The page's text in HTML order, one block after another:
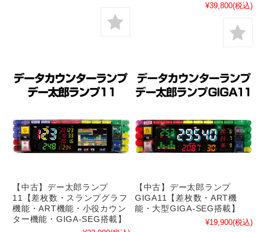
¥39,800(税込)
【中古】デー太郎ランプ
11【差枚数・スランプグラフ
機能・ART機能・小役カウン
ター機能・GIGA-SEG搭載】
【中古】デー太郎ランプ
GIGA11【差枚数・ART機
能・大型GIGA-SEG搭載】
¥19,900(税込)